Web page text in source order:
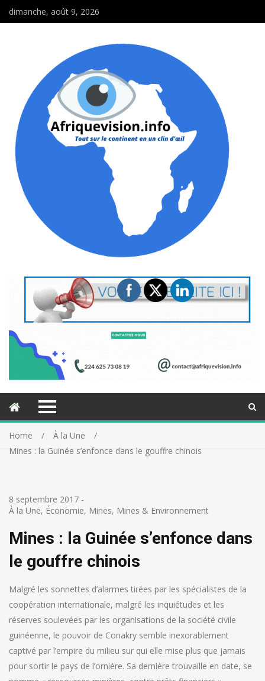
dimanche, août 9, 2026
Home
À la Une
Mines : la Guinée s’enfonce dans le gouffre chinois
8 septembre 2017 -
À la Une, Économie, Mines, Mines & Environnement
Mines : la Guinée s’enfonce dans
le gouffre chinois
Malgré les sonnettes d’alarmes tirées par les spécialistes de la
coopération internationale, malgré les inquiétudes et les
réserves soulevées par les organisations de la société civile
guinéenne, le pouvoir de Conakry semble inexorablement
captivé par l’empire du milieu sur qui elle mise plus que jamais
pour sortir le pays de l’ornière. Sa dernière trouvaille en date, se